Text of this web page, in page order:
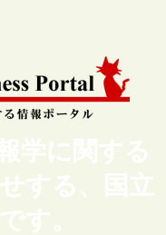
学に関する
する、国立
す。